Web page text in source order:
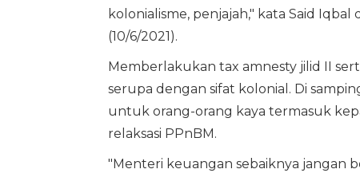
kolonialisme, penjajah," kata Said
(10/6/2021).
Memberlakukan tax amnesty jilid II
serupa dengan sifat kolonial. Di
untuk orang-orang kaya termasuk
relaksasi PPnBM.
"Menteri keuangan sebaiknya jangan